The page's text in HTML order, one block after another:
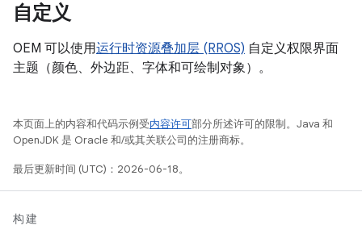
自定义
OEM 可以使用运行时资源叠加层 (RROS) 自定义权限界面
主题（颜色、外边距、字体和可绘制对象）。
本页面上的内容和代码示例受内容许可部分所述许可的限制。Java 和
OpenJDK 是 Oracle 和/或其关联公司的注册商标。
最后更新时间 (UTC)：2026-06-18。
构建